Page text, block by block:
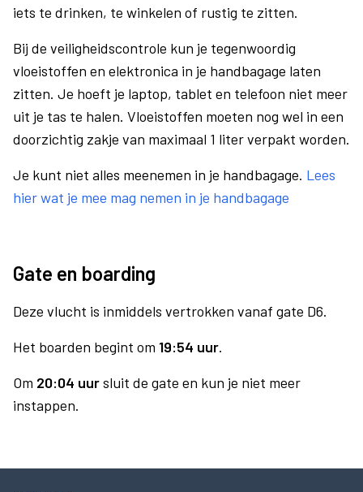
iets te drinken, te winkelen of rustig te zitten.
Bij de veiligheidscontrole kun je tegenwoordig
vloeistoffen en elektronica in je handbagage laten
zitten. Je hoeft je laptop, tablet en telefoon niet meer
uit je tas te halen. Vloeistoffen moeten nog wel in een
doorzichtig zakje van maximaal 1 liter verpakt worden.
Je kunt niet alles meenemen in je handbagage. Lees
hier wat je mee mag nemen in je handbagage
Gate en boarding
Deze vlucht is inmiddels vertrokken vanaf gate D6.
Het boarden begint om 19:54 uur.
Om 20:04 uursluit de gate en kun je niet meer
instappen.